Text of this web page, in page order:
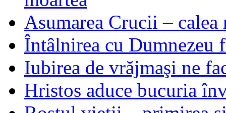
Asumarea Crucii –
Întâlnirea cu Dumnezeu
Iubirea de vrăjmaşi ne
Hristos aduce bucuria